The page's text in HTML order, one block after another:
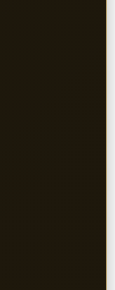
sildenafil
141?
141